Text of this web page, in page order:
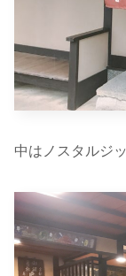
中はノスタルジ